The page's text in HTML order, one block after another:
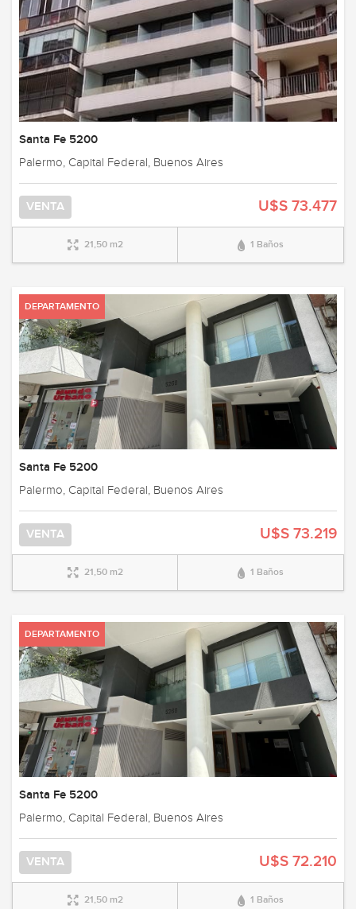
Santa Fe 5200
Palermo, Capital Federal, Buenos Aires
VENTA U$S 73.477
21,50 m2 1 Baños
DEPARTAMENTO
Santa Fe 5200
Palermo, Capital Federal, Buenos Aires
VENTA U$S 73.219
21,50 m2 1 Baños
DEPARTAMENTO
Santa Fe 5200
Palermo, Capital Federal, Buenos Aires
VENTA U$S 72.210
21,50 m2 1 Baños